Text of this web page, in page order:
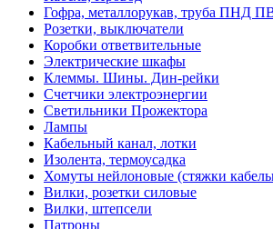
Гофра, металлорукав, труба ПНД
Розетки, выключатели
Коробки ответвительные
Электрические шкафы
Клеммы. Шины. Дин-рейки
Счетчики электроэнергии
Светильники Прожектора
Лампы
Кабельный канал, лотки
Изолента, термоусадка
Хомуты нейлоновые (стяжки
Вилки, розетки силовые
Вилки, штепсели
Патроны